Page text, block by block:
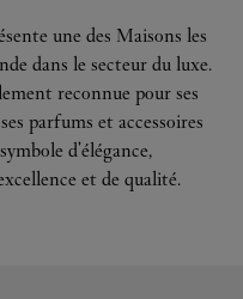
une des Maisons les
dans le secteur du luxe.
reconnue pour ses
parfums et accessoires
d'élégance,
et de qualité.